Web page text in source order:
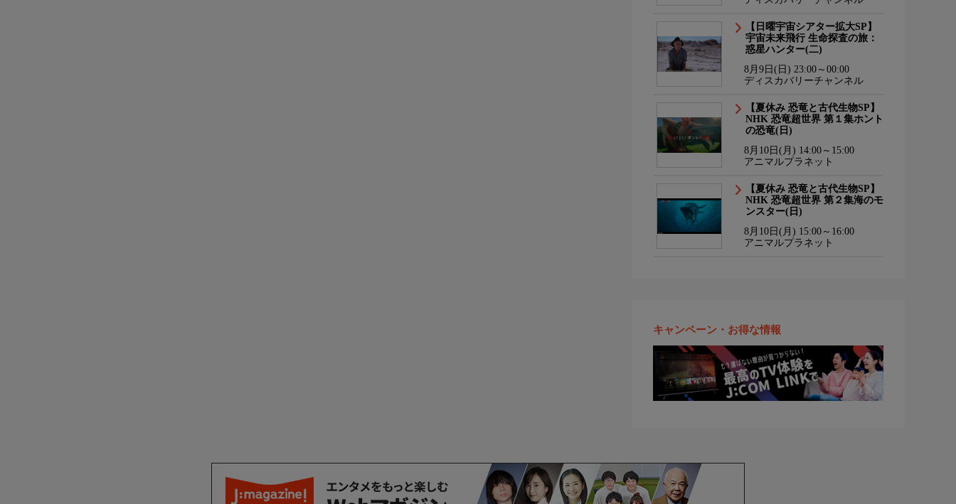
【日曜宇宙シアター拡大SP】
宇宙未来飛行 生命探査の旅：
惑星ハンター(二)
8月9日(日) 23:00～00:00
ディスカバリーチャンネル
【夏休み 恐竜と古代生物SP】
NHK 恐竜超世界 第１集ホント
の恐竜(日)
8月10日(月) 14:00～15:00
アニマルプラネット
【夏休み 恐竜と古代生物SP】
NHK 恐竜超世界 第２集海のモ
ンスター(日)
8月10日(月) 15:00～16:00
アニマルプラネット
キャンペーン・お得な情報